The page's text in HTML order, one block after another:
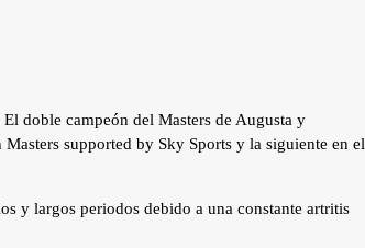
doble campeón del Masters de Augusta y
supported by Sky Sports y la siguiente en el
y largos periodos debido a una constante artritis